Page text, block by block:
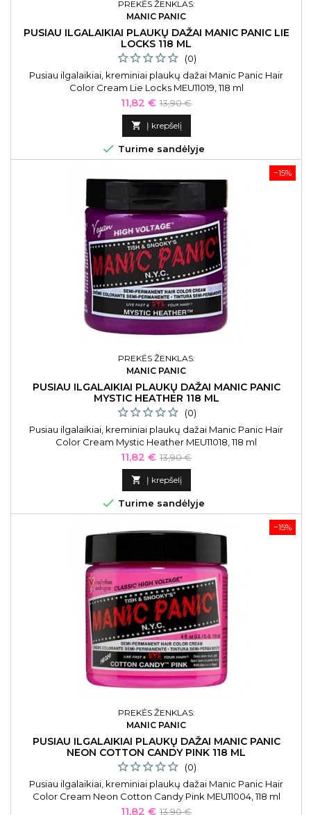
PREKĖS ŽENKLAS:
MANIC PANIC
PUSIAU ILGALAIKIAI PLAUKŲ DAŽAI MANIC PANIC LIE
LOCKS 118 ML
(0)
Pusiau ilgalaikiai, kreminiai plaukų dažai Manic Panic Hair
Color Cream Lie Locks MEU11019, 118 ml
Kaina
11,82 € Bazinė
kaina
13,90 €
 Į krepšelį
 Turime sandėlyje
−15%
PREKĖS ŽENKLAS:
MANIC PANIC
PUSIAU ILGALAIKIAI PLAUKŲ DAŽAI MANIC PANIC
MYSTIC HEATHER 118 ML
(0)
Pusiau ilgalaikiai, kreminiai plaukų dažai Manic Panic Hair
Color Cream Mystic Heather MEU11018, 118 ml
Kaina
11,82 € Bazinė
kaina
13,90 €
 Į krepšelį
 Turime sandėlyje
−15%
PREKĖS ŽENKLAS:
MANIC PANIC
PUSIAU ILGALAIKIAI PLAUKŲ DAŽAI MANIC PANIC
NEON COTTON CANDY PINK 118 ML
(0)
Pusiau ilgalaikiai, kreminiai plaukų dažai Manic Panic Hair
Color Cream Neon Cotton Candy Pink MEU11004, 118 ml
Kaina
11,82 € Bazinė
13,90 €